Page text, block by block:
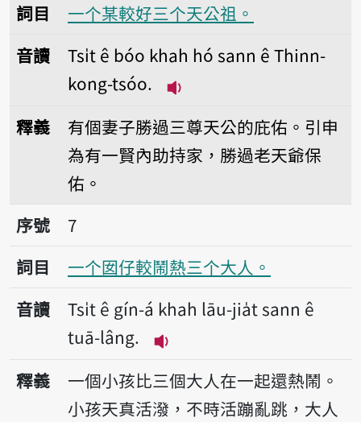
詞目
一个某較好三个天公祖。
音讀
Tsi̍t ê bóo khah hó sann ê Thinn-
kong-tsóo.
釋義
有個妻子勝過三尊天公的庇佑。引申
為有一賢內助持家，勝過老天爺保
佑。
序號7一个囡仔較鬧熱三个大人。
序號
7
詞目
一个囡仔較鬧熱三个大人。
音讀
Tsi̍t ê gín-á khah lāu-jia̍t sann ê
tuā-lâng.
播放音讀Tsi̍t ê gín-á
釋義
一個小孩比三個大人在一起還熱鬧。
小孩天真活潑，不時活蹦亂跳，大人